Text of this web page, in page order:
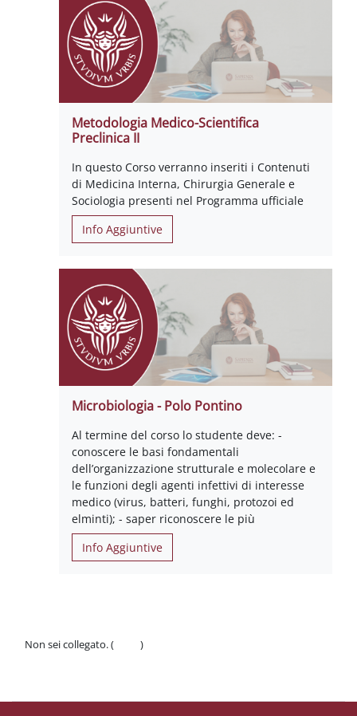
Metodologia Medico-Scientifica
Preclinica II
In questo Corso verranno inseriti i Contenuti
di Medicina Interna, Chirurgia Generale e
Sociologia presenti nel Programma ufficiale
Info Aggiuntive
Microbiologia - Polo Pontino
Al termine del corso lo studente deve: -
conoscere le basi fondamentali
dell’organizzazione strutturale e molecolare e
le funzioni degli agenti infettivi di interesse
medico (virus, batteri, funghi, protozoi ed
elminti); - saper riconoscere le più
Info Aggiuntive
Non sei collegato. (
)